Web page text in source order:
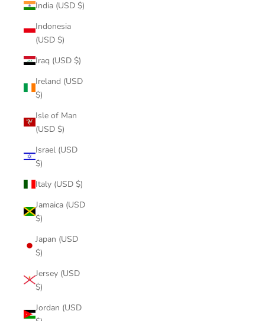
India (USD $)
Indonesia
(USD $)
Iraq (USD $)
Ireland (USD
$)
Isle of Man
(USD $)
Israel (USD
$)
Italy (USD $)
Jamaica (USD
$)
Japan (USD
$)
Jersey (USD
$)
Jordan (USD